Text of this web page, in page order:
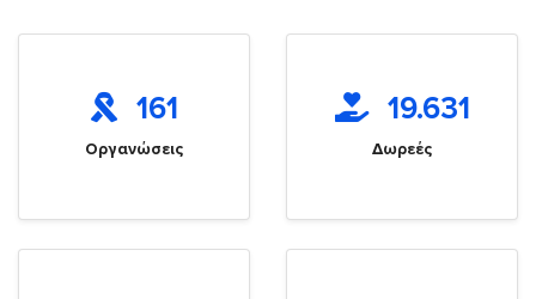
161
Οργανώσεις
19.631
Δωρεές